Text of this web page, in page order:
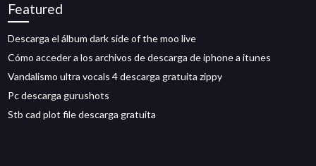
Featured
Descarga el álbum dark side of the moo live
Cómo acceder a los archivos de descarga de iphone a itunes
Vandalismo ultra vocals 4 descarga gratuita zippy
Pc descarga gurushots
Stb cad plot file descarga gratuita